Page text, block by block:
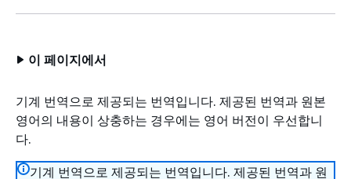
이 페이지에서
기계 번역으로 제공되는 번역입니다. 제공된 번역과 원본
영어의 내용이 상충하는 경우에는 영어 버전이 우선합니
다.
기계 번역으로 제공되는 번역입니다. 제공된 번역과 원